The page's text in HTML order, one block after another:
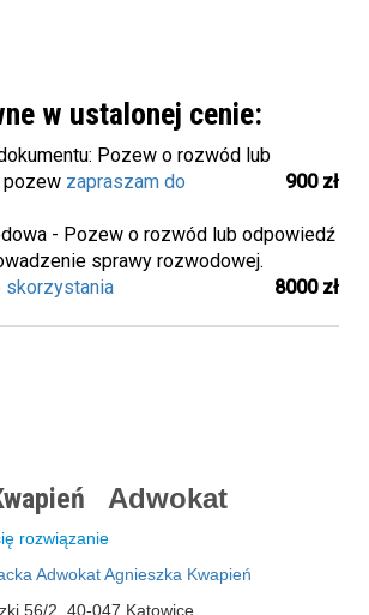
w ustalonej cenie:
Pozew o rozwód lub
pozew
900 zł
zapraszam do
- Pozew o rozwód lub odpowiedź
sprawy rozwodowej.
8000 zł
skorzystania
Adwokat
rozwiązanie
Adwokat Agnieszka Kwapień
56/2, 40-047 Katowice